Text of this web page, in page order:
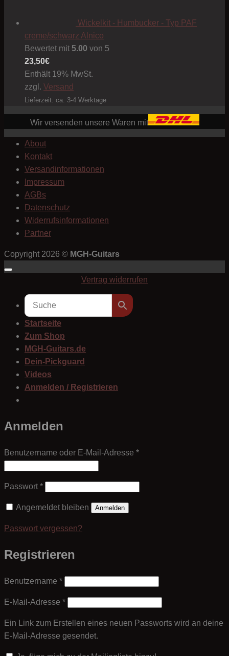
Wickelkit - Humbucker - Typ PAF
creme/schwarz Alnico
Bewertet mit 5.00 von 5
23,50€
Enthält 19% MwSt.
zzgl. Versand
Lieferzeit: ca. 3-4 Werktage
Wir versenden unsere Waren mit
About
Kontakt
Versandinformationen
Impressum
AGBs
Datenschutz
Widerrufsinformationen
Partner
Copyright 2026 © MGH-Guitars
Vertrag widerrufen
Startseite
Zum Shop
MGH-Guitars.de
Dein-Pickguard
Videos
Anmelden / Registrieren
Anmelden
Benutzername oder E-Mail-Adresse *Erforderlich
Passwort *Erforderlich
Angemeldet bleiben Anmelden
Passwort vergessen?
Registrieren
Benutzername *Erforderlich
E-Mail-Adresse *Erforderlich
Ein Link zum Erstellen eines neuen Passworts wird an deine
E-Mail-Adresse gesendet.